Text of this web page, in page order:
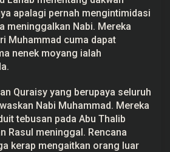
apalagi pernah mengintimidasi
meninggalkan Nabi. Mereka
Muhammad cuma dapat
nenek moyang ialah
Quraisy yang berupaya seluruh
Nabi Muhammad. Mereka
tebusan pada Abu Thalib
Rasul meninggal. Rencana
kerap mengaitkan orang luar